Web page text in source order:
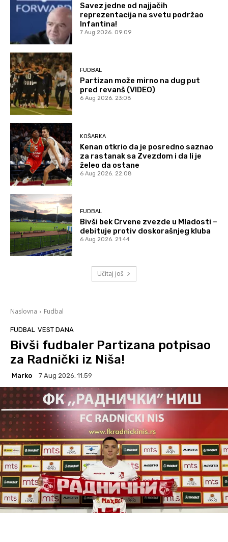
Savez jedne od najjačih
reprezentacija na svetu podržao
Infantina!
7 Aug 2026. 09:09
FUDBAL
Partizan može mirno na dug put
pred revanš (VIDEO)
6 Aug 2026. 23:08
KOŠARKA
Kenan otkrio da je posredno saznao
za rastanak sa Zvezdom i da li je
želeo da ostane
6 Aug 2026. 22:08
FUDBAL
Bivši bek Crvene zvezde u Mladosti –
debituje protiv doskorašnjeg kluba
6 Aug 2026. 21:44
Učitaj još